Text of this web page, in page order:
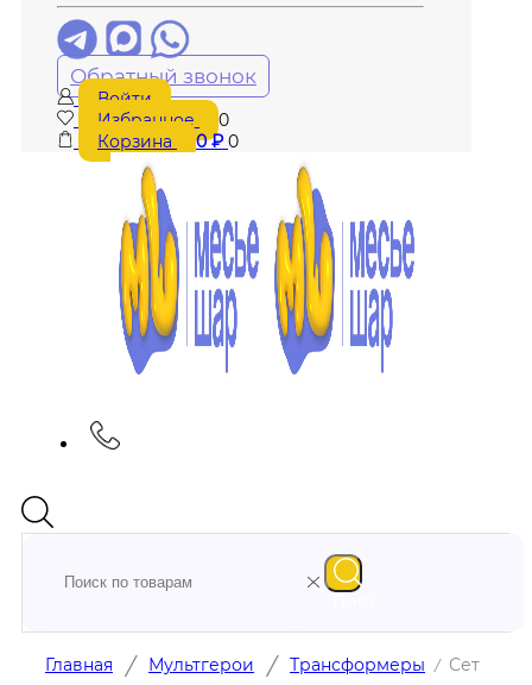
Обратный звонок
Войти
Избранное
0
Корзина
0₽ 0
Главная / Мультгерои / Трансформеры / Сет